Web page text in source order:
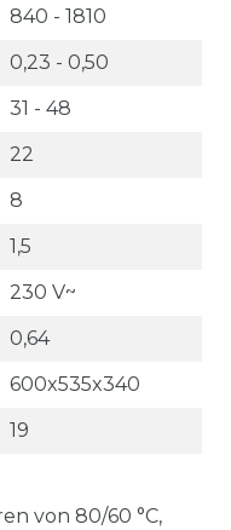
840 - 1810
0,23 - 0,50
31 - 48
22
8
1,5
230 V~
0,64
600x535x340
19
von 80/60 °C,